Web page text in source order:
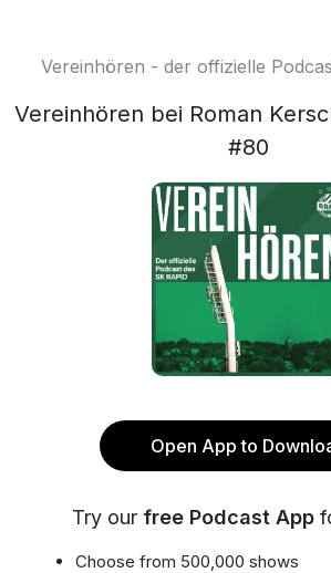
Vereinhören - der offizielle
Vereinhören bei Roman
#80
Open App to
Try our free Podcast App
Choose from 500,000 shows